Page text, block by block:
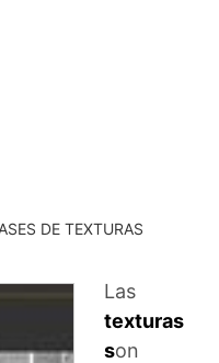
DE TEXTURAS
Las
texturas
son